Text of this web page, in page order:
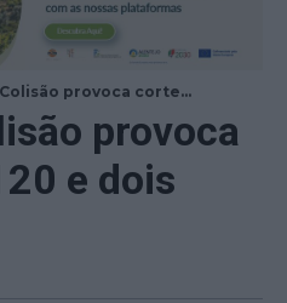
provoca corte...
provoca
e dois